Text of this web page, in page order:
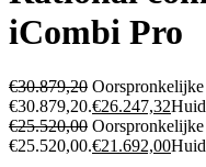
iCombi Pro
€30.879,20
€30.879,20.€26.247,32
€25.520,00
€25.520,00.€21.692,00